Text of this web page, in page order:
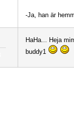
-Ja, han är
HaHa... Heja
buddy1